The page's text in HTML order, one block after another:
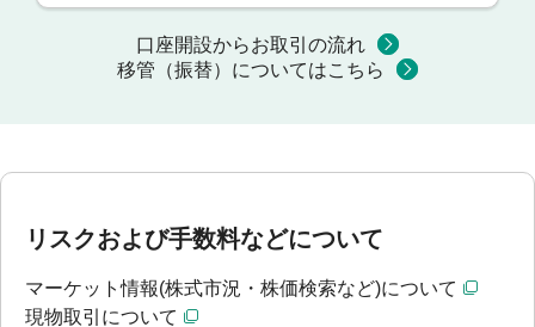
口座開設からお取引の流れ
移管（振替）についてはこちら
リスクおよび手数料などについて
マーケット情報(株式市況・株価検索など)について
現物取引について